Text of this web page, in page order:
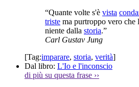
“Quante volte s'è vista
triste ma purtroppo vero che
niente dalla storia.”
Carl Gustav Jung
[Tag:imparare, storia, verità]
Dal libro: L'Io e l'inconscio
di più su questa frase ››